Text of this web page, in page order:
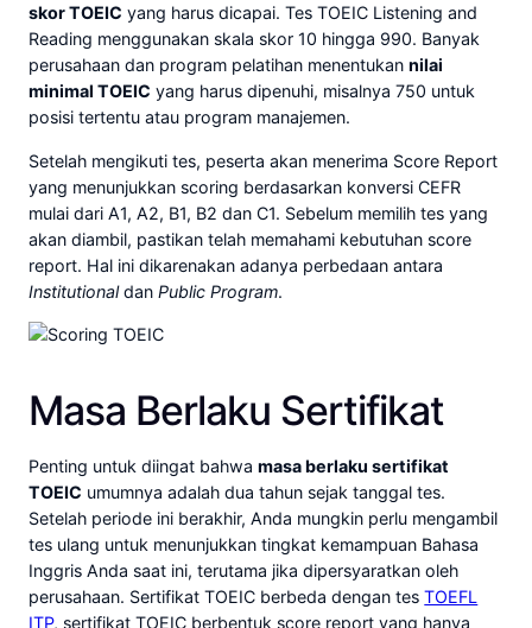
skor TOEIC yang harus dicapai. Tes TOEIC Listening and
Reading menggunakan skala skor 10 hingga 990. Banyak
perusahaan dan program pelatihan menentukannilai
minimal TOEIC yang harus dipenuhi, misalnya 750 untuk
posisi tertentu atau program manajemen.
Setelah mengikuti tes, peserta akan menerima Score Report
yang menunjukkan scoring berdasarkan konversi CEFR
mulai dari A1, A2, B1, B2 dan C1. Sebelum memilih tes yang
akan diambil, pastikan telah memahami kebutuhan score
report. Hal ini dikarenakan adanya perbedaan antara
InstitutionaldanPublic Program.
Masa Berlaku Sertifikat
Penting untuk diingat bahwamasa berlaku sertifikat
TOEIC umumnya adalah dua tahun sejak tanggal tes.
Setelah periode ini berakhir, Anda mungkin perlu mengambil
tes ulang untuk menunjukkan tingkat kemampuan Bahasa
Inggris Anda saat ini, terutama jika dipersyaratkan oleh
perusahaan. Sertifikat TOEIC berbeda dengan tesTOEFL
ITP, sertifikat TOEIC berbentuk score report yang hanya